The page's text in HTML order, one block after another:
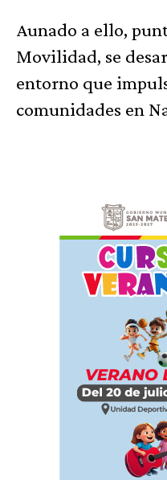
Aunado a ello,
Movilidad, se
entorno que
comunidades en